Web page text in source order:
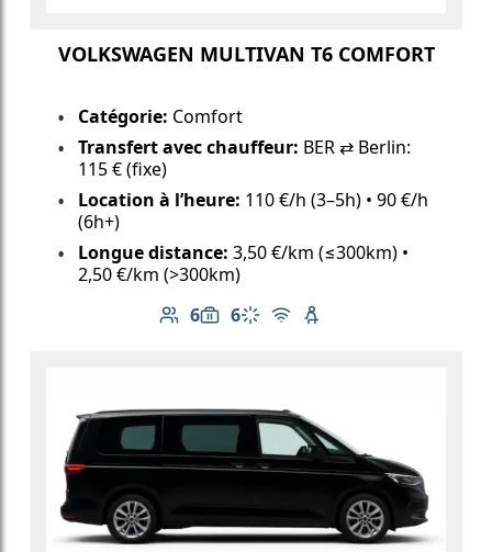
VOLKSWAGEN MULTIVAN T6 COMFORT
Catégorie: Comfort
Transfert avec chauffeur: BER ⇄ Berlin:
115 € (fixe)
Location à l’heure: 110 €/h (3–5h) • 90 €/h
(6h+)
Longue distance: 3,50 €/km (≤300km) •
2,50 €/km (>300km)
6
Nombre de passagers: 6
6
Capacité des bagages: 6
Climatisation
Wi-Fi gratuit
Siège enfant